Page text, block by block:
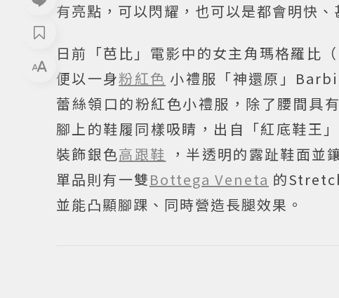
有亮點，可以閃耀，也可以是都會明快、
日前「芭比」電影中的女主角瑪格羅比
便以一身粉紅色 小禮服「神還原」
蕾絲領口的粉紅色小禮服，除了腰間具
腳上的鞋履同樣吸睛，出自「紅底鞋王」
裝飾銀色高跟鞋
，半透明的露趾鞋面並
單品則有一雙Bottega Veneta 的
並能凸顯腳踝、同時營造長腿效果。